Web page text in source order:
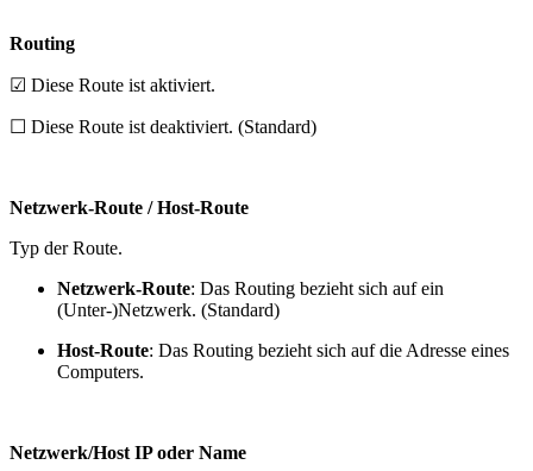
Routing
☑ Diese Route ist aktiviert.
☐ Diese Route ist deaktiviert. (Standard)
Netzwerk-Route / Host-Route
Typ der Route.
Netzwerk-Route: Das Routing bezieht sich auf ein
(Unter-)Netzwerk. (Standard)
Host-Route: Das Routing bezieht sich auf die Adresse eines
Computers.
Netzwerk/Host IP oder Name